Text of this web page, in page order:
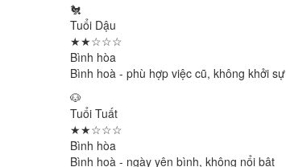
🐔
Tuổi Dậu
★★☆☆☆
Bình hòa
Bình hoà - phù hợp việc cũ, không khởi sự
🐶
Tuổi Tuất
★★☆☆☆
Bình hòa
Bình hoà - ngày yên bình, không nổi bật